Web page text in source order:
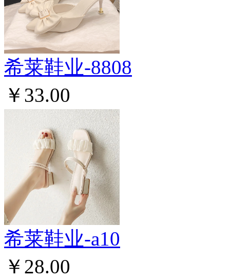
希莱鞋业-8808
￥33.00
希莱鞋业-a10
￥28.00